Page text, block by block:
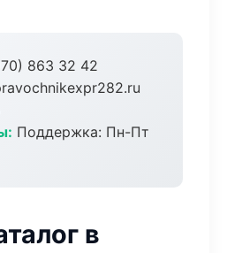
863 32 42
Поддержка: Пн-Пт
в